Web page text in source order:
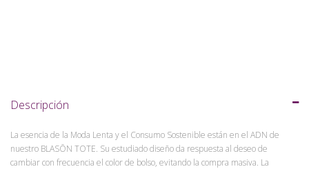
Descripción
La esencia de la Moda Lenta y el Consumo Sostenible están en el ADN de
nuestro BLASŌN TOTE. Su estudiado diseño da respuesta al deseo de
cambiar con frecuencia el color de bolso, evitando la compra masiva. La